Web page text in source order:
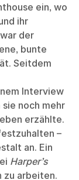
ein, wo
ihr
der
bunte
Seitdem
Interview
noch mehr
erzählte.
–
an. Ein
Harper’s
zu arbeiten.